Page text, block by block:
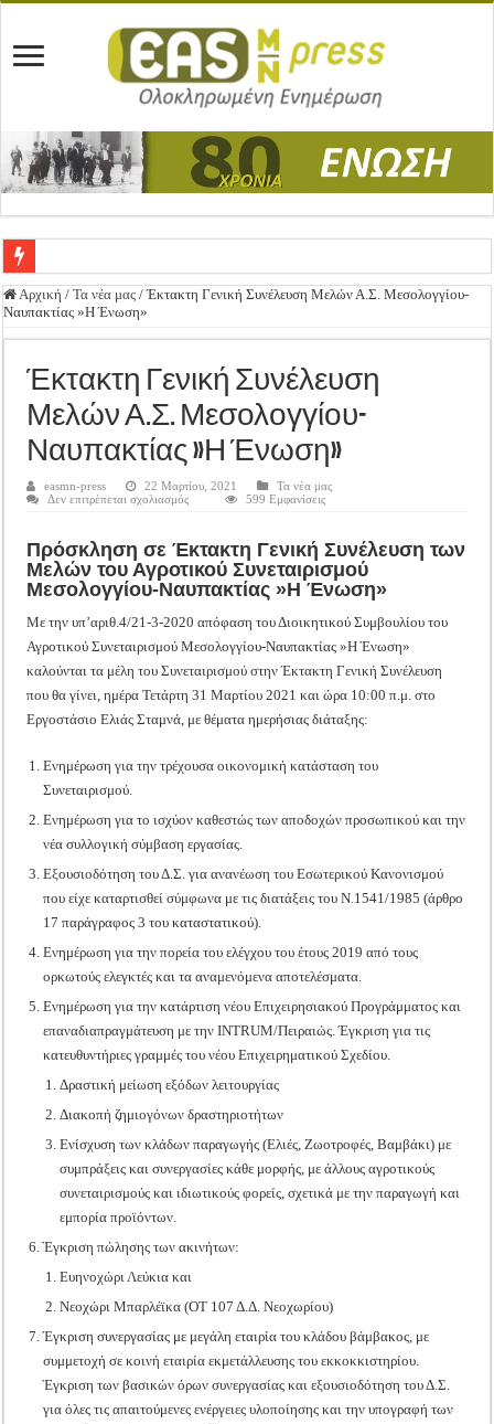
Ένωση Μεσολογγίου: Συγχαρητήρια Επιστολή προς Δήμο Μεσολογγίου
ΕΝΩΣΗ ΜΕΣΟΛΟΓΓΙΟΥ: ΕΚΛΟΓΙΚΗ ΓΕΝΙΚΗ ΣΥΝΕΛΕΥΣΗ
Δημοσιεύτηκε η Προδημοσίευση της Πρόσκλησης Σχεδίων Βελτίωσης
Ανακοίνωση: Επιστροφή ΦΠΑ
Καλά Χριστούγεννα! Καλή Χρονιά!
Tακτική Γενική Συνέλευση του Αγροτικού Συνεταιρισμού Μεσολογγίου-
Η περίοδος συγκομιδής της Ελιάς ξεκίνησε…με Μεγάλες Προσφορές!!
Οι Φθινοπωρινές σπορές ξεκίνησαν!
Αρχική / Τα νέα μας / Έκτακτη Γενική Συνέλευση Μελών Α.Σ. Μεσολογγίου-
Ναυπακτίας »Η Ένωση»
Έκτακτη Γενική Συνέλευση
Μελών Α.Σ. Μεσολογγίου-
Ναυπακτίας »Η Ένωση»
easmn-press 22 Μαρτίου, 2021
Τα νέα μας
Δεν επιτρέπεται σχολιασμόςστο
Μελών
Α.Σ.
Μεσολογγίου-
Ναυπακτίας
Ένωση»
599 Εμφανίσεις
Πρόσκληση σε Έκτακτη Γενική Συνέλευση των
Μελών του Αγροτικού Συνεταιρισμού
Μεσολογγίου-Ναυπακτίας »Η Ένωση»
Με την υπ’αριθ.4/21-3-2020 απόφαση του Διοικητικού Συμβουλίου του
Αγροτικού Συνεταιρισμού Μεσολογγίου-Ναυπακτίας »Η Ένωση»
καλούνται τα μέλη του Συνεταιρισμού στην Έκτακτη Γενική Συνέλευση
που θα γίνει, ημέρα Τετάρτη 31 Μαρτίου 2021 και ώρα 10:00 π.μ. στο
Εργοστάσιο Ελιάς Σταμνά, με θέματα ημερήσιας διάταξης:
Ενημέρωση για την τρέχουσα οικονομική κατάσταση του
Συνεταιρισμού.
Ενημέρωση για το ισχύον καθεστώς των αποδοχών προσωπικού και την
νέα συλλογική σύμβαση εργασίας.
Εξουσιοδότηση του Δ.Σ. για ανανέωση του Εσωτερικού Κανονισμού
που είχε καταρτισθεί σύμφωνα με τις διατάξεις του Ν.1541/1985 (άρθρο
17 παράγραφος 3 του καταστατικού).
Ενημέρωση για την πορεία του ελέγχου του έτους 2019 από τους
ορκωτούς ελεγκτές και τα αναμενόμενα αποτελέσματα.
Ενημέρωση για την κατάρτιση νέου Επιχειρησιακού Προγράμματος και
επαναδιαπραγμάτευση με την INTRUM/Πειραιώς. Έγκριση για τις
κατευθυντήριες γραμμές του νέου Επιχειρηματικού Σχεδίου.
Δραστική μείωση εξόδων λειτουργίας
Διακοπή ζημιογόνων δραστηριοτήτων
Ενίσχυση των κλάδων παραγωγής (Ελιές, Ζωοτροφές, Βαμβάκι) με
συμπράξεις και συνεργασίες κάθε μορφής, με άλλους αγροτικούς
συνεταιρισμούς και ιδιωτικούς φορείς, σχετικά με την παραγωγή και
εμπορία προϊόντων.
Έγκριση πώλησης των ακινήτων:
Ευηνοχώρι Λεύκια και
Νεοχώρι Μπαρλέϊκα (ΟΤ 107 Δ.Δ. Νεοχωρίου)
Έγκριση συνεργασίας με μεγάλη εταιρία του κλάδου βάμβακος, με
συμμετοχή σε κοινή εταιρία εκμετάλλευσης του εκκοκκιστηρίου.
Έγκριση των βασικών όρων συνεργασίας και εξουσιοδότηση του Δ.Σ.
για όλες τις απαιτούμενες ενέργειες υλοποίησης και την υπογραφή των